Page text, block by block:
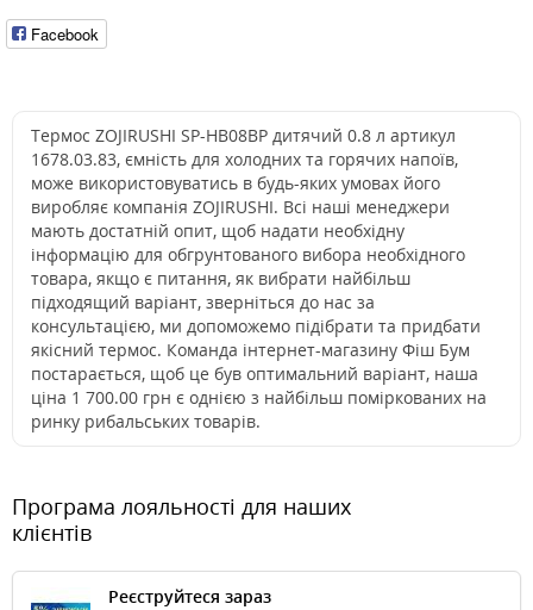
Facebook
Термос ZOJIRUSHI SP-HB08BP дитячий 0.8 л артикул
1678.03.83, ємність для холодних та горячих напоїв,
може використовуватись в будь-яких умовах його
виробляє компанія ZOJIRUSHI. Всі наші менеджери
мають достатній опит, щоб надати необхідну
інформацію для обгрунтованого вибора необхідного
товара, якщо є питання, як вибрати найбільш
підходящий варіант, зверніться до нас за
консультацією, ми допоможемо підібрати та придбати
якісний термос. Команда інтернет-магазину Фіш Бум
постарається, щоб це був оптимальний варіант, наша
ціна 1 700.00 грн є однією з найбільш поміркованих на
ринку рибальських товарів.
Програма лояльності для наших
клієнтів
Реєструйтеся зараз